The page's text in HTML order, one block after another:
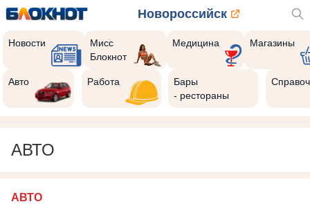
Новороссийск
Новости
Мисс
Блокнот
Медицина Магазины
Авто Работа
Бары
- рестораны
АВТО
АВТО